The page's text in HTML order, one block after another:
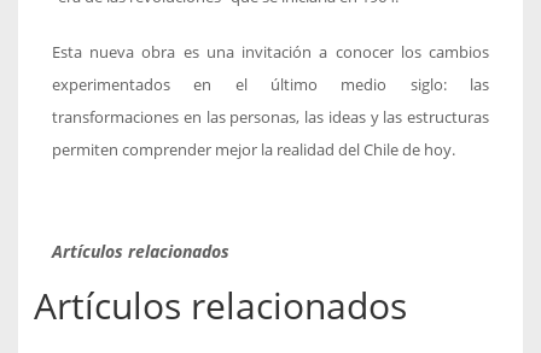
Esta nueva obra es una invitación a conocer los cambios
experimentados en el último medio siglo: las
transformaciones en las personas, las ideas y las estructuras
permiten comprender mejor la realidad del Chile de hoy.
Artículos relacionados
Artículos relacionados